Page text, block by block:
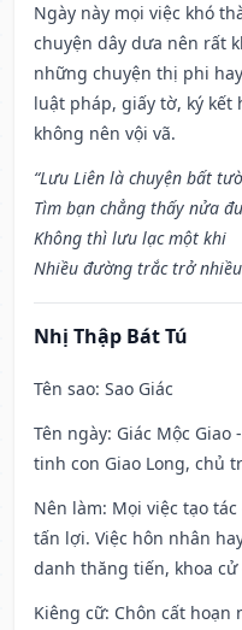
Ngày này mọi việc khó
chuyện dây dưa nên rất
những chuyện thị phi
luật pháp, giấy tờ, ký
không nên vội vã.
“Lưu Liên là chuyện bất
Tìm bạn chẳng thấy nửa
Không thì lưu lạc một khi
Nhiều đường trắc trở
Nhị Thập Bát Tú
Tên sao: Sao Giác
Tên ngày: Giác Mộc Giao
tinh con Giao Long, chủ
Nên làm: Mọi việc tạo
tấn lợi. Việc hôn nhân
danh thăng tiến, khoa cử
Kiêng cữ: Chôn cất hoạn